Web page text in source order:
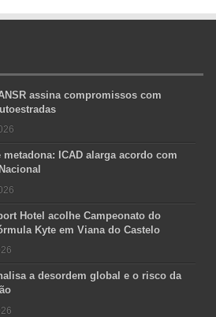
assina compromissos com
metadona: ICAD alarga acordo com
Hotel acolhe Campeonato do
Kyte em Viana do Castelo
a desordem global e o risco da